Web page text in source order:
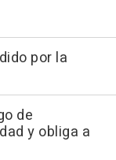
por la
de
y obliga a